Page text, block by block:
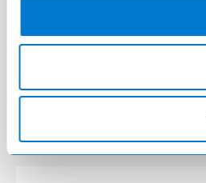
272 hk
11-2025